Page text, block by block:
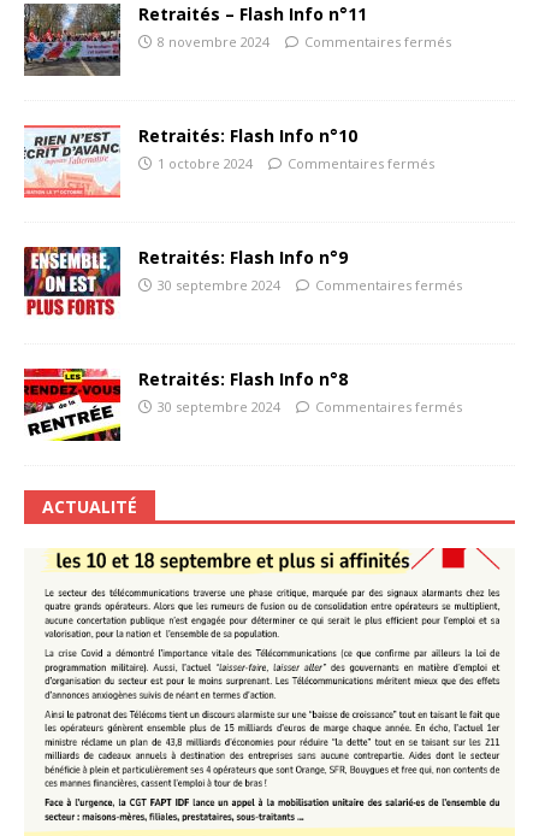
Retraités – Flash Info n°11
8 novembre 2024 Commentaires fermés
Retraités: Flash Info n°10
1 octobre 2024 Commentaires fermés
Retraités: Flash Info n°9
30 septembre 2024 Commentaires fermés
Retraités: Flash Info n°8
30 septembre 2024 Commentaires fermés
ACTUALITÉ